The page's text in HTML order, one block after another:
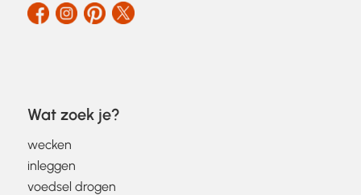
Wat zoek je?
wecken
inleggen
voedsel drogen